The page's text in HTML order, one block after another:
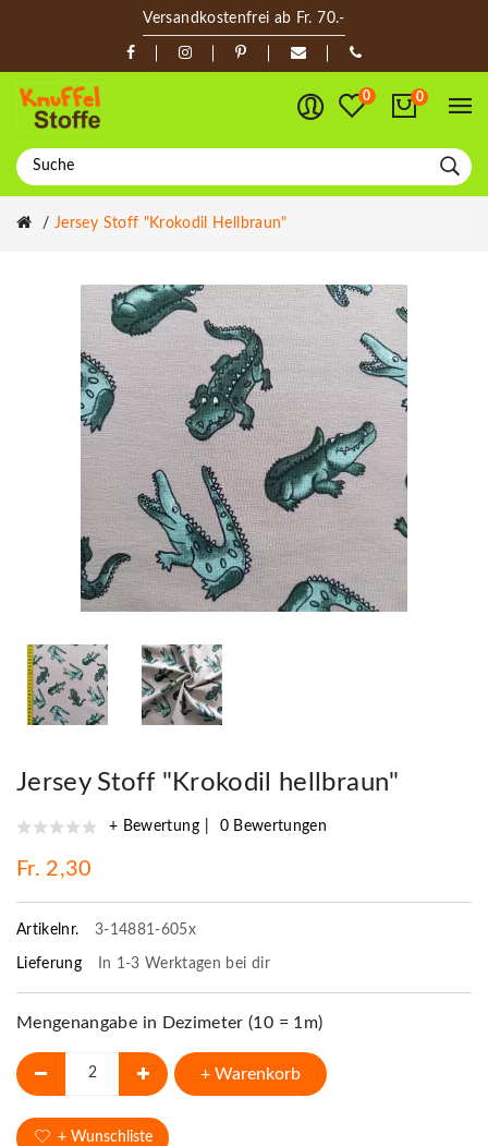
Versandkostenfrei ab Fr. 70.-
0 0
Jersey Stoff "Krokodil Hellbraun"
Jersey Stoff "Krokodil hellbraun"
+ Bewertung 0 Bewertungen
Fr. 2,30
Artikelnr. 3-14881-605x
Lieferung In 1-3 Werktagen bei dir
Mengenangabe in Dezimeter (10 = 1m)
+ Warenkorb
+ Wunschliste